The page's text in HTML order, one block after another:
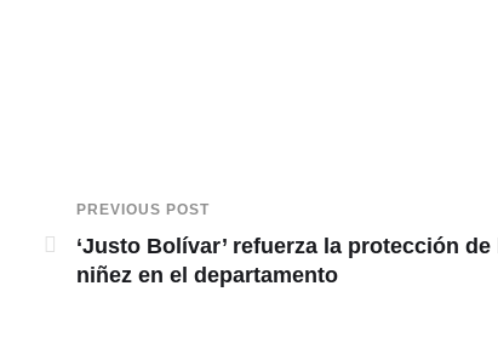
PREVIOUS POST
‘Justo Bolívar’ refuerza la protección de
niñez en el departamento